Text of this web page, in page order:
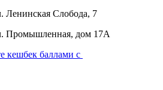
Ленинская Слобода, 7
Промышленная, дом 17А
кешбек баллами с